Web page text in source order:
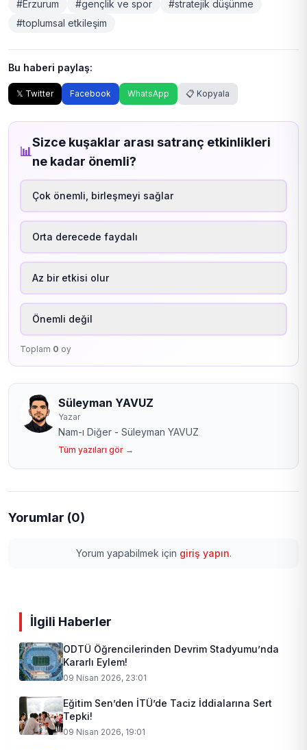
#Erzurum #gençlik ve spor
#stratejik düşünme
#toplumsal etkileşim
Bu haberi paylaş:
𝕏 Twitter Facebook WhatsApp 📋 Kopyala
📊
Sizce kuşaklar arası satranç etkinlikleri
ne kadar önemli?
Çok önemli, birleşmeyi sağlar
Orta derecede faydalı
Az bir etkisi olur
Önemli değil
Toplam 0 oy
Süleyman YAVUZ
Yazar
Nam-ı Diğer - Süleyman YAVUZ
Tüm yazıları gör →
Yorumlar (0)
Yorum yapabilmek için giriş yapın.
İlgili Haberler
ODTÜ Öğrencilerinden Devrim Stadyumu’nda
Kararlı Eylem!
09 Nisan 2026, 23:01
Eğitim Sen’den İTÜ’de Taciz İddialarına Sert
Tepki!
09 Nisan 2026, 19:01